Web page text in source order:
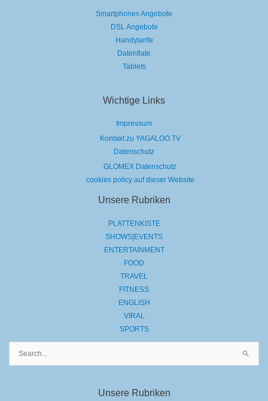
Smartphones Angebote
DSL Angebote
Handytarife
Datenflate
Tablets
Wichtige Links
Impressum
Kontakt zu YAGALOO.TV
Datenschutz
GLOMEX Datenschutz
cookies policy auf dieser Website
Unsere Rubriken
PLATTENKISTE
SHOWS|EVENTS
ENTERTAINMENT
FOOD
TRAVEL
FITNESS
ENGLISH
VIRAL
SPORTS
Unsere Rubriken